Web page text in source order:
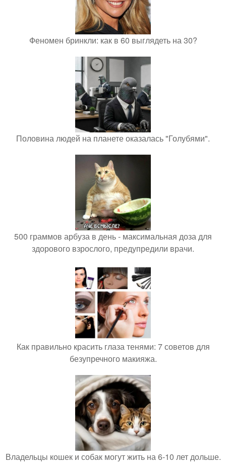
Феномен бринкли: как в 60 выглядеть на 30?
Половина людей на планете оказалась "Голубями".
500 граммов арбуза в день - максимальная доза для
здорового взрослого, предупредили врачи.
Как правильно красить глаза тенями: 7 советов для
безупречного макияжа.
Владельцы кошек и собак могут жить на 6-10 лет дольше.